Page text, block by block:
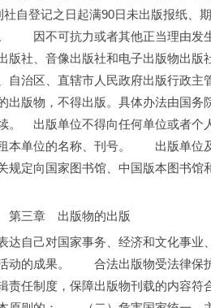
自登记之日起满90日未出版报纸、
　因不可抗力或者其他正当理由发
版社、音像出版社和电子出版物出版
治区、直辖市人民政府出版行政主
出版物，不得出版。具体办法由国
　出版单位不得向任何单位或者个
单位的名称、刊号。　　出版单位
定向国家图书馆、中国版本图书馆
第三章　出版物的出版
自己对国家事务、经济和文化事业
动的成果。　　合法出版物受法律保
任制度，保障出版物刊载的内容符